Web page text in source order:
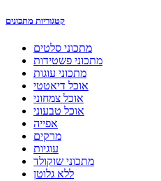
קטגוריות מתכונים
מתכוני סלטים
מתכוני פשטידות
מתכוני עוגות
אוכל דיאטטי
אוכל צמחוני
אוכל טבעוני
אפייה
מרקים
עוגיות
מתכוני שוקולד
ללא גלוטן